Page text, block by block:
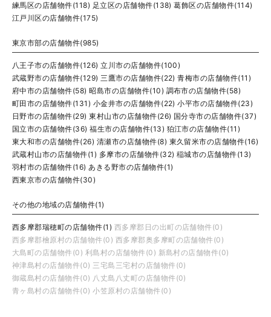
練馬区の店舗物件(118) 足立区の店舗物件(138) 葛飾区の店舗物件(114)
江戸川区の店舗物件(175)
東京市部の店舗物件(985)
八王子市の店舗物件(126) 立川市の店舗物件(100)
武蔵野市の店舗物件(129) 三鷹市の店舗物件(22) 青梅市の店舗物件(11)
府中市の店舗物件(58) 昭島市の店舗物件(10) 調布市の店舗物件(58)
町田市の店舗物件(131) 小金井市の店舗物件(22) 小平市の店舗物件(23)
日野市の店舗物件(29) 東村山市の店舗物件(26) 国分寺市の店舗物件(37)
国立市の店舗物件(36) 福生市の店舗物件(13) 狛江市の店舗物件(11)
東大和市の店舗物件(26) 清瀬市の店舗物件(8) 東久留米市の店舗物件(16)
武蔵村山市の店舗物件(1) 多摩市の店舗物件(32) 稲城市の店舗物件(13)
羽村市の店舗物件(16) あきる野市の店舗物件(1)
西東京市の店舗物件(30)
その他の地域の店舗物件(1)
西多摩郡瑞穂町の店舗物件(1) 西多摩郡日の出町の店舗物件(0)
西多摩郡檜原村の店舗物件(0) 西多摩郡奥多摩町の店舗物件(0)
大島町の店舗物件(0) 利島村の店舗物件(0) 新島村の店舗物件(0)
神津島村の店舗物件(0) 三宅島三宅村の店舗物件(0)
御蔵島村の店舗物件(0) 八丈島八丈町の店舗物件(0)
青ヶ島村の店舗物件(0) 小笠原村の店舗物件(0)